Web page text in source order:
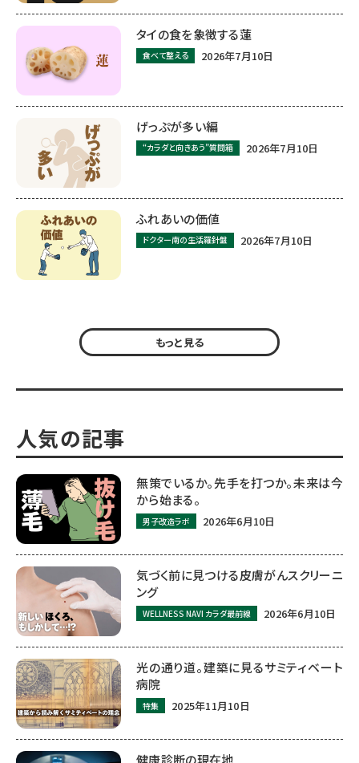
タイの食を象徴する蓮
食べて整える 2026年7月10日
げっぷが多い編
“カラダと向きあう”質問箱 2026年7月10日
ふれあいの価値
ドクター南の生活羅針盤 2026年7月10日
もっと見る
人気の記事
無策でいるか。先手を打つか。未来は今
から始まる。
男子改造ラボ 2026年6月10日
気づく前に見つける皮膚がんスクリーニ
ング
WELLNESS NAVI カラダ最前線 2026年6月10日
光の通り道。建築に見るサミティベート
病院
特集 2025年11月10日
健康診断の現在地